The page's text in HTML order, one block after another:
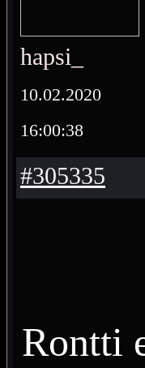
hapsi_
10.02.2020
16:00:38
#305335
Rontti